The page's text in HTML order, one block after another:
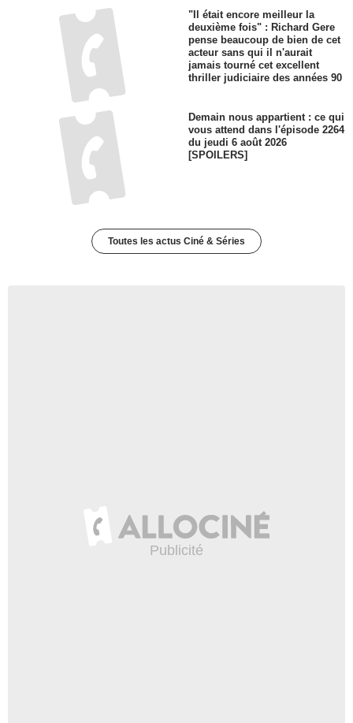
"Il était encore meilleur la
deuxième fois" : Richard Gere
pense beaucoup de bien de cet
acteur sans qui il n'aurait
jamais tourné cet excellent
thriller judiciaire des années 90
Demain nous appartient : ce qui
vous attend dans l'épisode 2264
du jeudi 6 août 2026
[SPOILERS]
Toutes les actus Ciné & Séries